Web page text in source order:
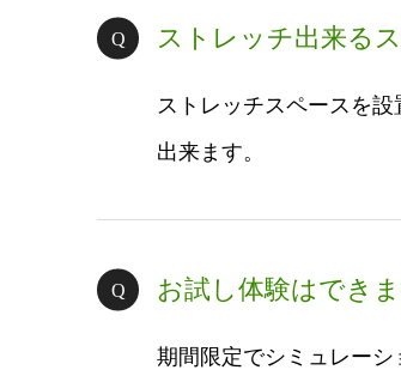
ストレッチ出来る
ストレッチスペースを
出来ます。
お試し体験はでき
期間限定でシミュレーシ